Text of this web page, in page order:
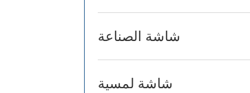
شاشة الصناعة
شاشة لمسية